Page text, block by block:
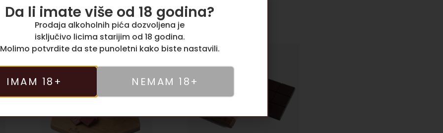
Da li imate više od 18 godina?
Prodaja alkoholnih pića dozvoljena je
isključivo licima starijim od 18 godina.
Molimo potvrdite da ste punoletni kako biste nastavili.
IMAM 18+ NEMAM 18+